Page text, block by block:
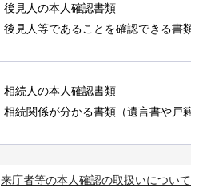
後見人の本人確認書類
後見人等であることを確認できる書
相続人の本人確認書類
相続関係が分かる書類（遺言書や戸籍
来庁者等の本人確認の取扱いについて